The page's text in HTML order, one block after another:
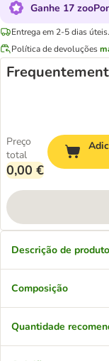
Ganhe 17
Entrega em 2-5 dias úteis.
Política de devoluções
Preço
total
0,00 €
Descrição de produto
Composição
Quantidade